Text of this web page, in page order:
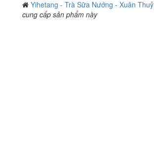
Yihetang - Trà Sữa Nướng - Xuân Thuỷ
cung cấp sản phẩm này